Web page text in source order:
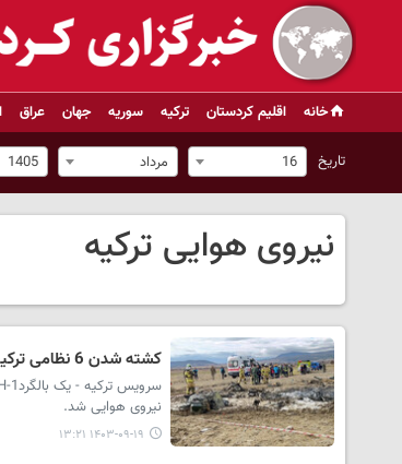
خانه اقلیم کردستان ترکیه سوریه جهان عراق
تاریخ 16 مرداد 1405
نیروی هوایی ترکیه
کشته شدن 6 نظامی ترکیه از جمله یک سرتیپ نیروی هوایی در سقوط بالگرد در اسپارتا + فیلم
نیروی هوایی شد.
۱۴۰۳-۰۹-۱۹ ۱۳:۲۱